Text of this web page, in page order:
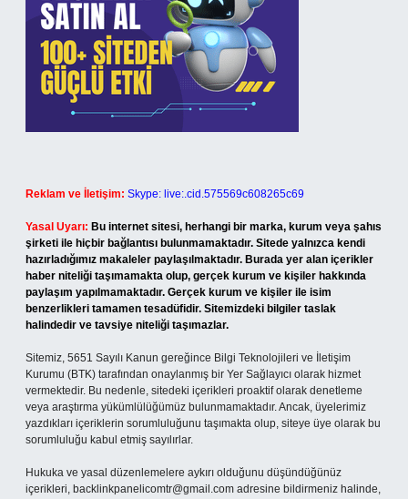
Reklam ve İletişim: Skype: live:.cid.575569c608265c69
Yasal Uyarı: Bu internet sitesi, herhangi bir marka, kurum veya şahıs
şirketi ile hiçbir bağlantısı bulunmamaktadır. Sitede yalnızca kendi
hazırladığımız makaleler paylaşılmaktadır. Burada yer alan içerikler
haber niteliği taşımamakta olup, gerçek kurum ve kişiler hakkında
paylaşım yapılmamaktadır. Gerçek kurum ve kişiler ile isim
benzerlikleri tamamen tesadüfidir. Sitemizdeki bilgiler taslak
halindedir ve tavsiye niteliği taşımazlar.
Sitemiz, 5651 Sayılı Kanun gereğince Bilgi Teknolojileri ve İletişim
Kurumu (BTK) tarafından onaylanmış bir Yer Sağlayıcı olarak hizmet
vermektedir. Bu nedenle, sitedeki içerikleri proaktif olarak denetleme
veya araştırma yükümlülüğümüz bulunmamaktadır. Ancak, üyelerimiz
yazdıkları içeriklerin sorumluluğunu taşımakta olup, siteye üye olarak bu
sorumluluğu kabul etmiş sayılırlar.
Hukuka ve yasal düzenlemelere aykırı olduğunu düşündüğünüz
içerikleri, backlinkpanelicomtr@gmail.com adresine bildirmeniz halinde,